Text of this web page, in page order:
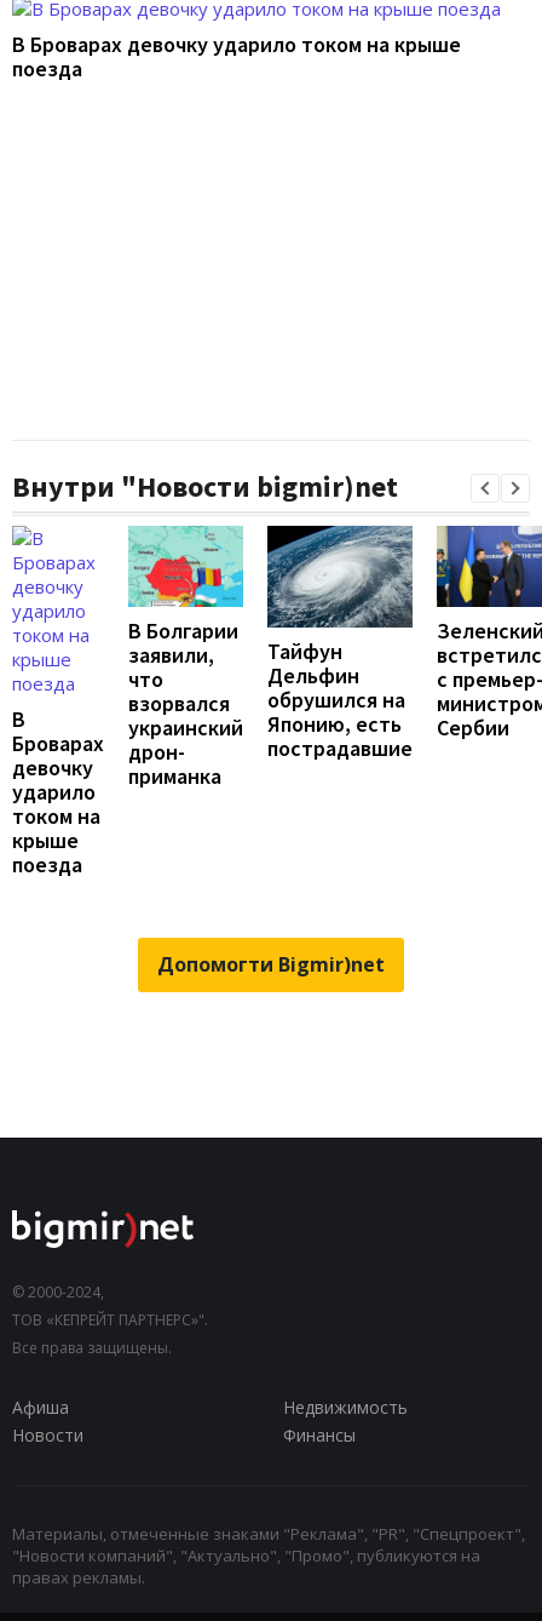
В Броварах девочку ударило током на крыше
поезда
Внутри "Новости bigmir)net
В
Броварах
девочку
ударило
током на
крыше
поезда
В Болгарии
заявили,
что
взорвался
украинский
дрон-
приманка
Тайфун
Дельфин
обрушился на
Японию, есть
пострадавшие
с премьер-
Сербии
Допомогти Bigmir)net
© 2000-2024,
ТОВ «КЕПРЕЙТ ПАРТНЕРС»".
Все права защищены.
Афиша
Недвижимость
Новости
Финансы
Материалы, отмеченные знаками "Реклама", "PR", "Спецпроект",
"Новости компаний", "Актуально", "Промо", публикуются на
правах рекламы.